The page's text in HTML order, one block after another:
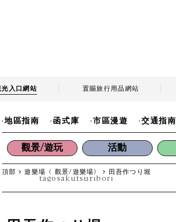
光 入口網站 置賜旅行用品 網站
地區指南 函式庫 市區漫遊 交通指南
觀景/遊玩 活動
頂部 遊樂場（ 觀景/遊樂場） 田吾作つり堀
tagosakutsuribori